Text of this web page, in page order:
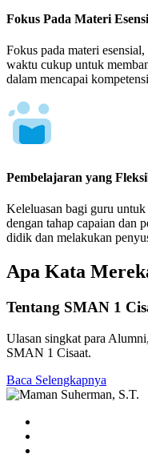
Fokus Pada Materi
Fokus pada materi
waktu cukup untuk
dalam mencapai
Pembelajaran yang
Keleluasan bagi guru
dengan tahap capaian dan
didik dan melakukan
Apa Kata
Tentang SMAN 1
Ulasan singkat para
SMAN 1 Cisaat.
Baca Selengkapnya